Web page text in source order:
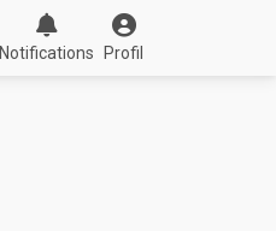
Notifications Profil